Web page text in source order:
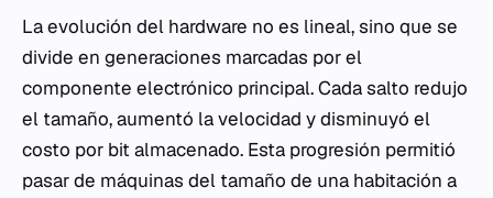
La evolución del hardware no es lineal, sino que se
divide en generaciones marcadas por el
componente electrónico principal. Cada salto redujo
el tamaño, aumentó la velocidad y disminuyó el
costo por bit almacenado. Esta progresión permitió
pasar de máquinas del tamaño de una habitación a